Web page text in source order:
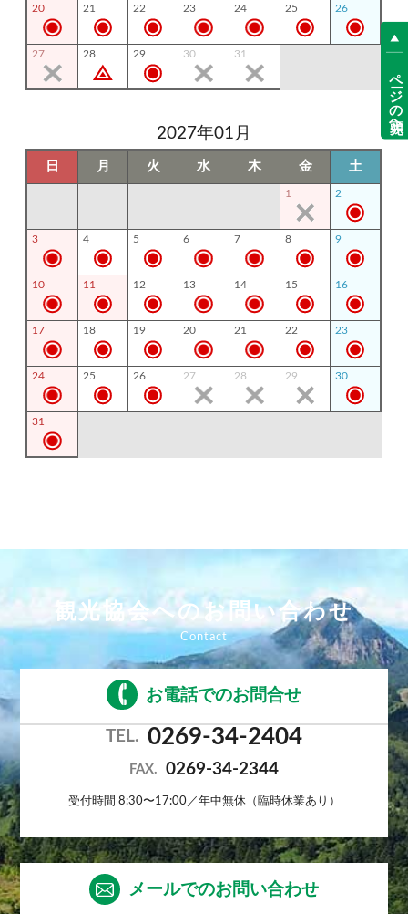
20 21 22 23 24 25 26
27 28 29 30 31
2027年01月
日 月 火 水 木 金 土
1 2
3 4 5 6 7 8 9
10 11 12 13 14 15 16
17 18 19 20 21 22 23
24 25 26 27 28 29 30
31
観光協会へのお問い合わせ
お電話でのお問合せ
TEL. 0269-34-2404
FAX. 0269-34-2344
受付時間 8:30〜17:00／年中無休（臨時休業あり）
メールでのお問い合わせ
ページの先頭へ